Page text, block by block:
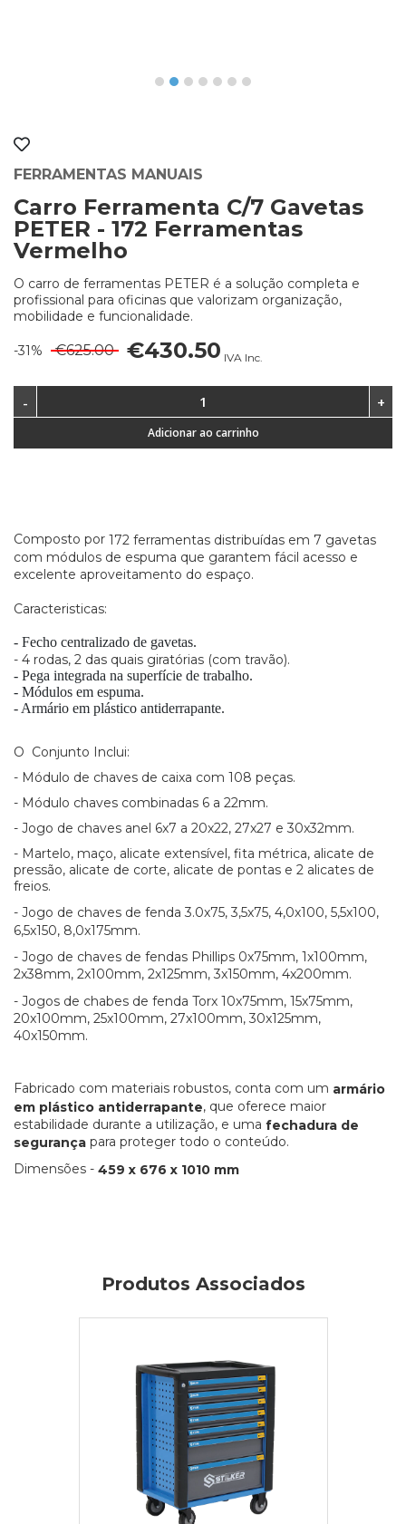
FERRAMENTAS MANUAIS
Carro Ferramenta C/7 Gavetas
PETER - 172 Ferramentas
Vermelho
O carro de ferramentas PETER é a solução completa e
profissional para oficinas que valorizam organização,
mobilidade e funcionalidade.
-31% €625.00 €430.50 IVA Inc.
Adicionar ao carrinho
Composto por 172 ferramentas distribuídas em 7 gavetas
com módulos de espuma que garantem fácil acesso e
excelente aproveitamento do espaço.
Caracteristicas:
- Fecho centralizado de gavetas.
- 4 rodas, 2 das quais giratórias (com travão).
- Pega integrada na superfície de trabalho.
- Módulos em espuma.
- Armário em plástico antiderrapante.
O Conjunto Inclui:
- Módulo de chaves de caixa com 108 peças.
- Módulo chaves combinadas 6 a 22mm.
- Jogo de chaves anel 6x7 a 20x22, 27x27 e 30x32mm.
- Martelo, maço, alicate extensível, fita métrica, alicate de
pressão, alicate de corte, alicate de pontas e 2 alicates de
freios.
- Jogo de chaves de fenda 3.0x75, 3,5x75, 4,0x100, 5,5x100,
6,5x150, 8,0x175mm.
- Jogo de chaves de fendas Phillips 0x75mm, 1x100mm,
2x38mm, 2x100mm, 2x125mm, 3x150mm, 4x200mm.
- Jogos de chabes de fenda Torx 10x75mm, 15x75mm,
20x100mm, 25x100mm, 27x100mm, 30x125mm,
40x150mm.
Fabricado com materiais robustos, conta com um armário
em plástico antiderrapante, que oferece maior
estabilidade durante a utilização, e uma fechadura de
segurança para proteger todo o conteúdo.
Dimensões - 459 x 676 x 1010 mm
Produtos Associados